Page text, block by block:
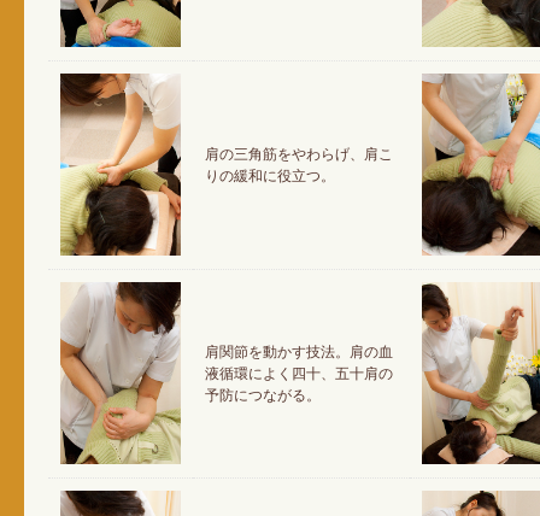
肩の三角筋をやわらげ、肩こ
りの緩和に役立つ。
肩関節を動かす技法。肩の血
液循環によく四十、五十肩の
予防につながる。